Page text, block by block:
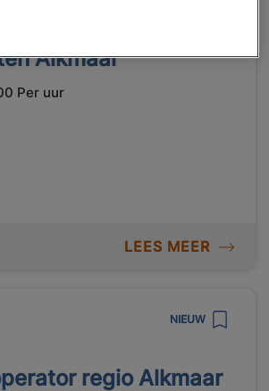
Alkmaar
Per uur
LEES MEER
NIEUW
regio Alkmaar